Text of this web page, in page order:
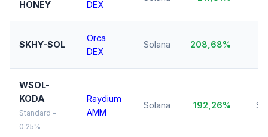
HONEY
DEX
SKHY-SOL
Orca
DEX
Solana 208,68%
WSOL-
KODA
Standard -
0.25%
Raydium
AMM
Solana 192,26%